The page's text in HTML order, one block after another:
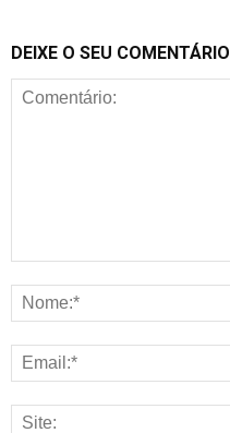
DEIXE O SEU COMENTÁRIO